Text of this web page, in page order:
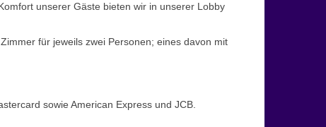
unserer Gäste bieten wir in unserer Lobby
für jeweils zwei Personen; eines davon mit
sowie American Express und JCB.